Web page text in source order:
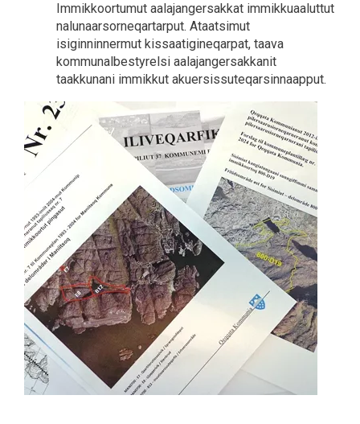
Immikkoortumut aalajangersakkat immikkuaaluttut
nalunaarsorneqartarput. Ataatsimut
isiginninnermut kissaatigineqarpat, taava
kommunalbestyrelsi aalajangersakkanit
taakkunani immikkut akuersissuteqarsinnaapput.